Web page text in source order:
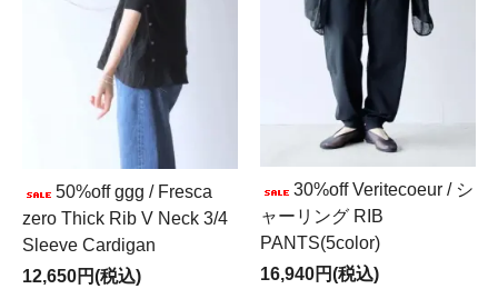
50%off ggg / Fresca
zero Thick Rib V Neck 3/4
Sleeve Cardigan
12,650円(税込)
30%off Veritecoeur / シ
ャーリング RIB
PANTS(5color)
16,940円(税込)